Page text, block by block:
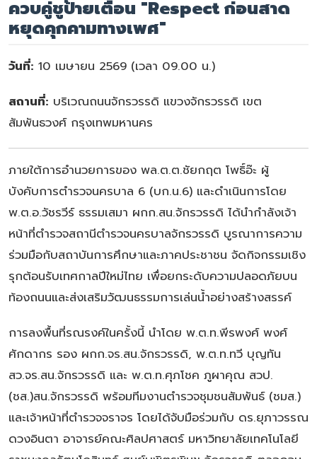
ควบคู่ชูป้ายเตือน "Respect ก่อนสาด
หยุดคุกคามทางเพศ"
วันที่: 10 เมษายน 2569 (เวลา 09.00 น.)
สถานที่: บริเวณถนนจักรวรรดิ แขวงจักรวรรดิ เขต
สัมพันธวงศ์ กรุงเทพมหานคร
ภายใต้การอำนวยการของ พล.ต.ต.ชัยกฤต โพธิ์อ๊ะ ผู้
บังคับการตำรวจนครบาล 6 (บก.น.6) และดำเนินการโดย
พ.ต.อ.วัชรวีร์ ธรรมเสมา ผกก.สน.จักรวรรดิ ได้นำกำลังเจ้า
หน้าที่ตำรวจสถานีตำรวจนครบาลจักรวรรดิ บูรณาการความ
ร่วมมือกับสถาบันการศึกษาและภาคประชาชน จัดกิจกรรมเชิง
รุกต้อนรับเทศกาลปีใหม่ไทย เพื่อยกระดับความปลอดภัยบน
ท้องถนนและส่งเสริมวัฒนธรรมการเล่นน้ำอย่างสร้างสรรค์
การลงพื้นที่รณรงค์ในครั้งนี้ นำโดย พ.ต.ท.พีรพงศ์ พงศ์
ศักดากร รอง ผกก.จร.สน.จักรวรรดิ, พ.ต.ท.ทวี บุญทัน
สว.จร.สน.จักรวรรดิ และ พ.ต.ท.ศุภโชค ภูผาคุณ สวป.
(ชส.)สน.จักรวรรดิ พร้อมทีมงานตำรวจชุมชนสัมพันธ์ (ชมส.)
และเจ้าหน้าที่ตำรวจจราจร โดยได้จับมือร่วมกับ ดร.ยุภาวรรณ
ดวงอินตา อาจารย์คณะศิลปศาสตร์ มหาวิทยาลัยเทคโนโลยี